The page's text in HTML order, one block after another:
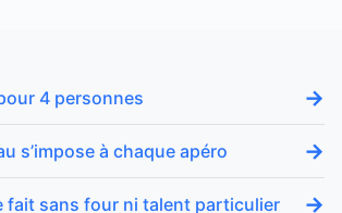
4 personnes →
s’impose à chaque apéro →
fait sans four ni talent particulier →